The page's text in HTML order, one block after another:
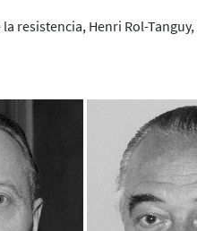
resistencia, Henri Rol-